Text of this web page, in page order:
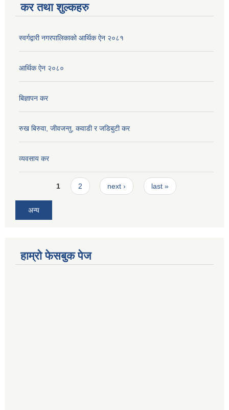
कर तथा शुल्कहरु
स्वर्गद्वारी नगरपालिकाको आर्थिक ऐन २०८१
आर्थिक ऐन २०८०
बिज्ञापन कर
रुख बिरुवा, जीवजन्तु, कवाडी र जडिबुटी कर
व्यवसाय कर
Pages1 2 next › last »
अन्य
हाम्रो फेसबुक पेज